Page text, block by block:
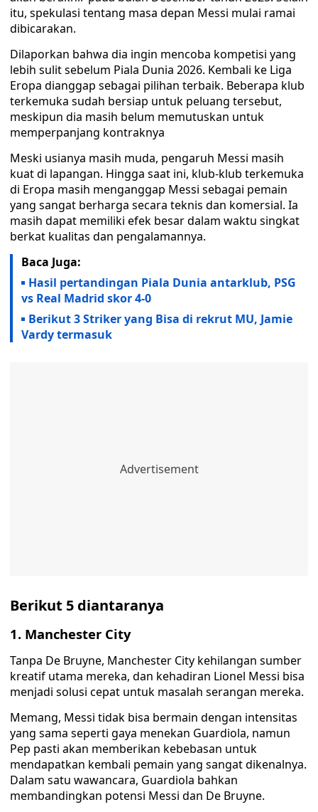
itu, spekulasi tentang masa depan Messi mulai ramai
dibicarakan.
Dilaporkan bahwa dia ingin mencoba kompetisi yang
lebih sulit sebelum Piala Dunia 2026. Kembali ke Liga
Eropa dianggap sebagai pilihan terbaik. Beberapa klub
terkemuka sudah bersiap untuk peluang tersebut,
meskipun dia masih belum memutuskan untuk
memperpanjang kontraknya
Meski usianya masih muda, pengaruh Messi masih
kuat di lapangan. Hingga saat ini, klub-klub terkemuka
di Eropa masih menganggap Messi sebagai pemain
yang sangat berharga secara teknis dan komersial. Ia
masih dapat memiliki efek besar dalam waktu singkat
berkat kualitas dan pengalamannya.
Baca Juga:
Hasil pertandingan Piala Dunia antarklub, PSG
vs Real Madrid skor 4-0
Berikut 3 Striker yang Bisa di rekrut MU, Jamie
Vardy termasuk
Berikut 5 diantaranya
1. Manchester City
Tanpa De Bruyne, Manchester City kehilangan sumber
kreatif utama mereka, dan kehadiran Lionel Messi bisa
menjadi solusi cepat untuk masalah serangan mereka.
Memang, Messi tidak bisa bermain dengan intensitas
yang sama seperti gaya menekan Guardiola, namun
Pep pasti akan memberikan kebebasan untuk
mendapatkan kembali pemain yang sangat dikenalnya.
Dalam satu wawancara, Guardiola bahkan
membandingkan potensi Messi dan De Bruyne.